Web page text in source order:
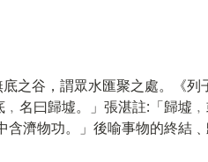
之谷，謂眾水匯聚之處。《
名曰歸墟。」張湛註:「歸墟
濟物功。」後喻事物的終結﹑